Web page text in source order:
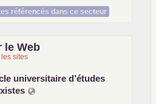
référencés dans ce secteur
le Web
les sites
universitaire d’études